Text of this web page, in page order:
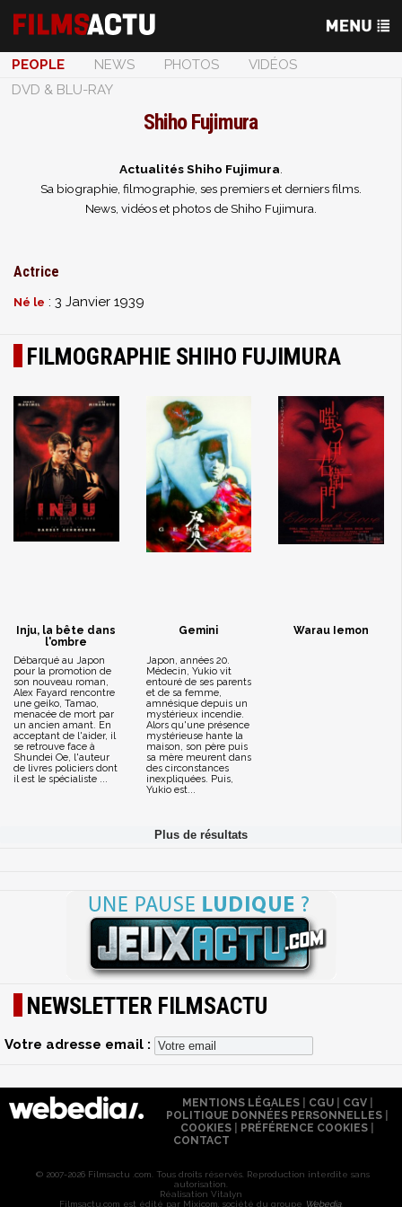
PEOPLE NEWS PHOTOS
VIDÉOS
DVD & BLU-RAY
Shiho Fujimura
Actualités Shiho Fujimura
Sa biographie, filmographie, ses premiers et derniers films.
News, vidéos et photos de Shiho Fujimura.
Actrice
Né le : 3 Janvier 1939
FILMOGRAPHIE SHIHO FUJIMURA
Inju, la bête dans
l'ombre
Débarqué au Japon
pour la promotion de
son nouveau roman,
Alex Fayard rencontre
une geiko, Tamao,
menacée de mort par
un ancien amant. En
acceptant de l'aider, il
se retrouve face à
Shundei Oe, l'auteur
de livres policiers dont
il est le spécialiste ...
Gemini
Japon, années 20.
Médecin, Yukio vit
entouré de ses parents
et de sa femme,
amnésique depuis un
mystérieux incendie.
Alors qu'une présence
mystérieuse hante la
maison, son père puis
sa mère meurent dans
des circonstances
inexpliquées. Puis,
Yukio est...
Warau Iemon
NEWSLETTER FILMSACTU
Votre adresse email :
MENTIONS LÉGALES| CGU| CGV|
POLITIQUE DONNÉES PERSONNELLES
COOKIES
PRÉFÉRENCE COOKIES
CONTACT
© 2007-2026 Filmsactu .com. Tous droits réservés. Reproduction interdite sans
autorisation.
Réalisation Vitalyn
Filmsactu .com est édité par Mixicom, société du groupe Webedia.